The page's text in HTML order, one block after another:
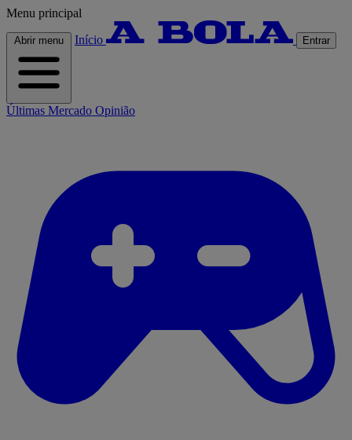
Menu principal
Abrir menu Início Entrar
Últimas Mercado Opinião